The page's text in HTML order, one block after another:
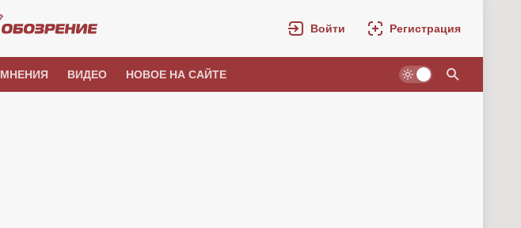
Войти Регистрация
МНЕНИЯ ВИДЕО НОВОЕ НА САЙТЕ